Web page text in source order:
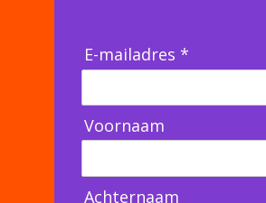
E-mailadres *
Voornaam
Achternaam